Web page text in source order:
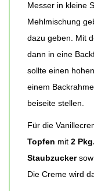
Messer in kleine
Mehlmischung
dazu geben. Mit
dann in eine
sollte einen
einem
beiseite stellen.
Für die
Topfen mit 2
Staubzucker
Die Creme wird